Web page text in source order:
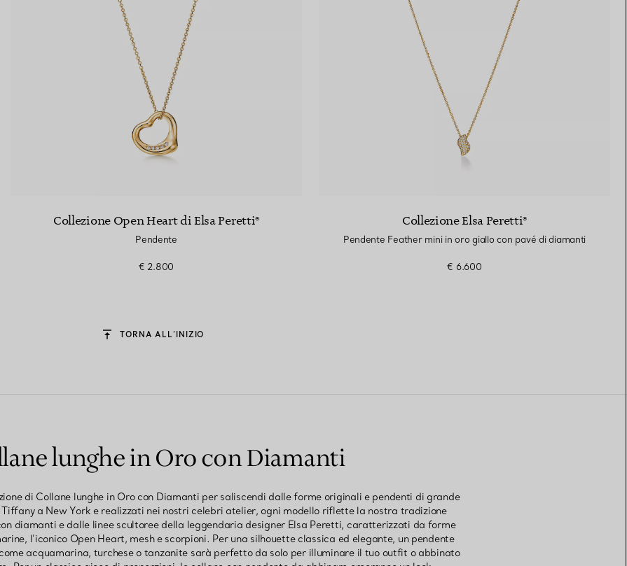
Collezione Open Heart di Elsa Peretti®
Pendente
€ 2.800
Collezione Elsa Peretti®
Pendente Feather mini in oro giallo con pavé di diamanti
€ 6.600
TORNA ALL’INIZIO
lunghe in Oro con Diamanti
di Collane lunghe in Oro con Diamanti per saliscendi dalle forme originali e pendenti di grande
a New York e realizzati nei nostri celebri atelier, ogni modello riflette la nostra tradizione
diamanti e dalle linee scultoree della leggendaria designer Elsa Peretti, caratterizzati da forme
l’iconico Open Heart, mesh e scorpioni. Per una silhouette classica ed elegante, un pendente
acquamarina, turchese o tanzanite sarà perfetto da solo per illuminare il tuo outfit o abbinato